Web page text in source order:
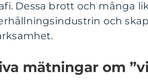
Dessa brott och många
och
mätningar om